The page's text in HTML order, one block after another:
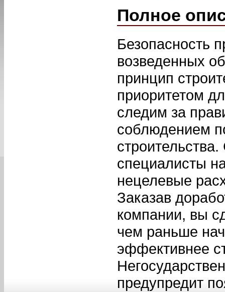
Полное
Безопасность
возведенных
принцип
приоритетом
следим за
соблюдением
специалисты
нецелевые
Заказав
компании, вы
чем раньше
эффективнее
предупредит